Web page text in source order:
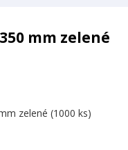
mm zelené